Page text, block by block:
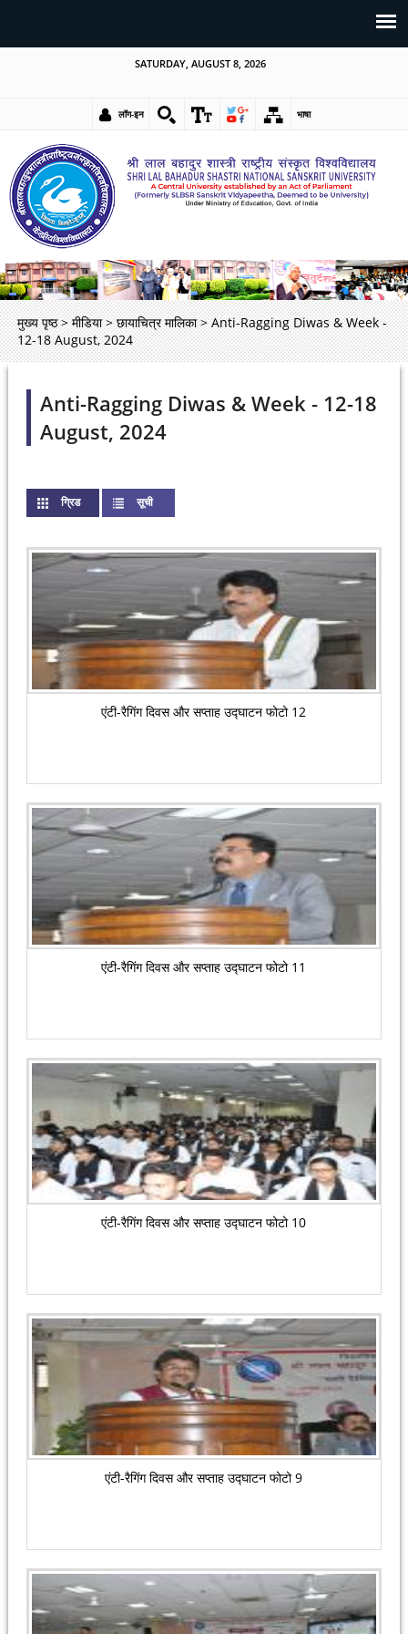
SATURDAY, AUGUST 8, 2026
लॉग-इन भाषा
मुख्य पृष्ठ > मीडिया > छायाचित्र मालिका > Anti-Ragging Diwas & Week -
12-18 August, 2024
Anti-Ragging Diwas & Week - 12-18
August, 2024
ग्रिड(active tab) सूची
एंटी-रैगिंग दिवस और सप्ताह उद्घाटन फोटो 12
एंटी-रैगिंग दिवस और सप्ताह उद्घाटन फोटो 11
एंटी-रैगिंग दिवस और सप्ताह उद्घाटन फोटो 10
एंटी-रैगिंग दिवस और सप्ताह उद्घाटन फोटो 9
Pages